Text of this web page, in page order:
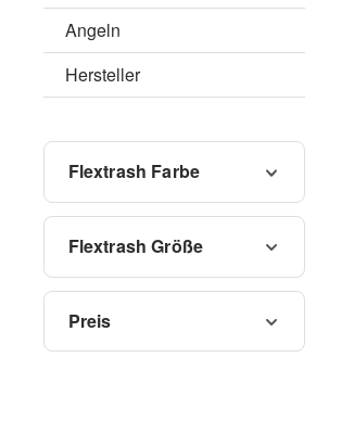
Angeln
Hersteller
Flextrash Farbe
Flextrash Größe
Preis